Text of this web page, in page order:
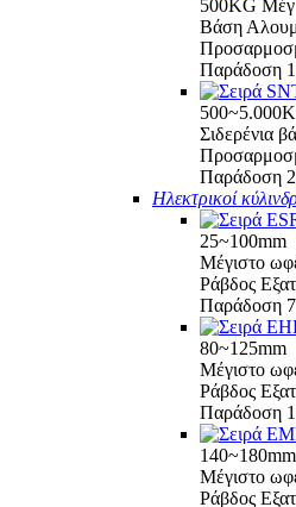
500KG Μέγ
Βάση
Παράδοση
Σιδερένια
Παράδοση
Ηλεκτρικοί
25~100mm
Μέγιστο
Ράβδος
Παράδοση 7
80~125mm
Μέγιστο
Ράβδος
Παράδοση
140~180mm
Μέγιστο
Ράβδος